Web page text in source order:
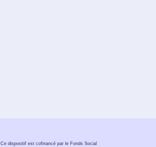
Ce dispositif est cofinancé par le Fonds Social